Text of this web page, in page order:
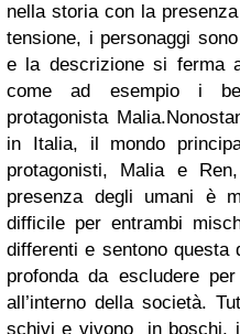
nella storia con la
tensione, i personaggi
e la descrizione si ferma
come ad esempio i
protagonista
in Italia, il mondo
protagonisti, Malia e
presenza degli umani è
difficile per entrambi
differenti e sentono questa
profonda da escludere
all’interno della società.
schivi e vivono in boschi,